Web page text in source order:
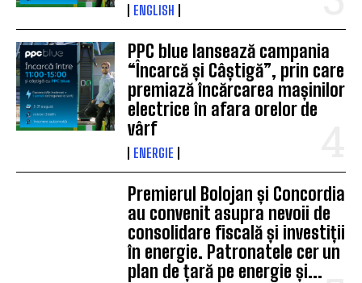
ENGLISH
PPC blue lansează campania
“Încarcă și Câștigă”, prin care
premiază încărcarea mașinilor
electrice în afara orelor de
vârf
ENERGIE
Premierul Bolojan și Concordia
au convenit asupra nevoii de
consolidare fiscală și investiții
în energie. Patronatele cer un
plan de țară pe energie și...